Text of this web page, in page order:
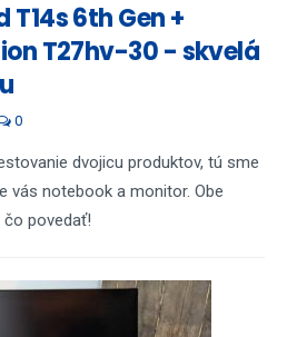
T14s 6th Gen +
T27hv-30 - skvelá
0
dvojicu produktov, tú sme
vás notebook a monitor. Obe
čo povedať!